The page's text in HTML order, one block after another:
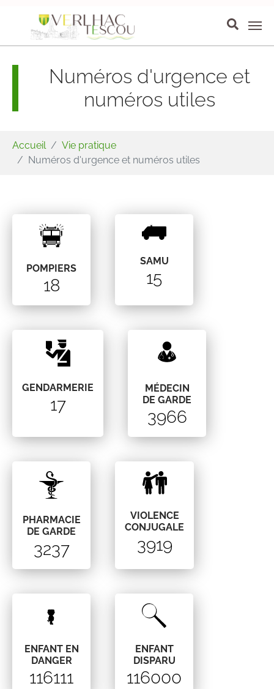
Numéros d'urgence et
numéros utiles
Accueil
Vie pratique
Numéros d'urgence et numéros utiles
POMPIERS
18
SAMU
15
GENDARMERIE
17
MÉDECIN
DE GARDE
3966
PHARMACIE
DE GARDE
3237
VIOLENCE
CONJUGALE
3919
ENFANT EN
DANGER
116111
ENFANT
DISPARU
116000